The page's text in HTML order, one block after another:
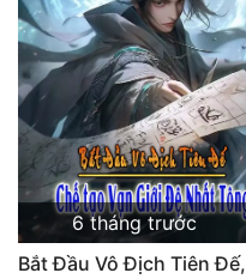
6 tháng trước
Bắt Đầu Vô Địch Tiên Đế,